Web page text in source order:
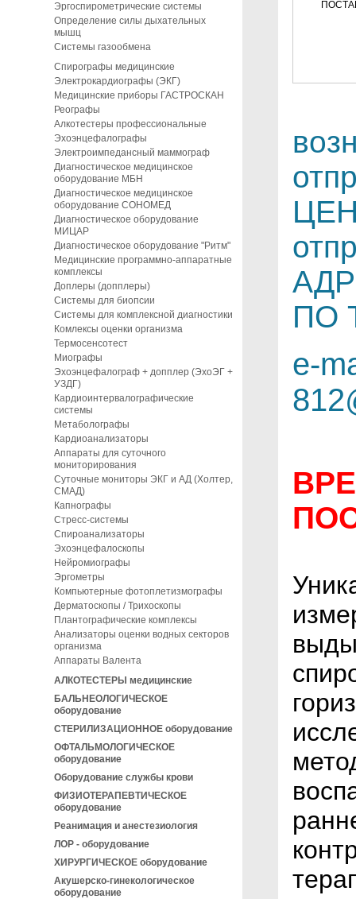
Эргоспирометрические системы
Определение силы дыхательных
мышц
Системы газообмена
Спирографы медицинские
Электрокардиографы (ЭКГ)
Медицинские приборы ГАСТРОСКАН
Реографы
Алкотестеры профессиональные
Эхоэнцефалографы
Электроимпедансный маммограф
Диагностическое медицинское
оборудование МБН
Диагностическое медицинское
оборудование СОНОМЕД
Диагностическое оборудование
МИЦАР
Диагностическое оборудование "Ритм"
Медицинские программно-аппаратные
комплексы
Доплеры (допплеры)
Системы для биопсии
Системы для комплексной диагностики
Комлексы оценки организма
Термосенсотест
Миографы
Эхоэнцефалограф + допплер (ЭхоЭГ +
УЗДГ)
Кардиоинтервалографические
системы
Метаболографы
Кардиоанализаторы
Аппараты для суточного
мониторирования
Суточные мониторы ЭКГ и АД (Холтер,
СМАД)
Капнографы
Стресс-системы
Спироанализаторы
Эхоэнцефалоскопы
Нейромиографы
Эргометры
Компьютерные фотоплетизмографы
Дерматоскопы / Трихоскопы
Плантографические комплексы
Анализаторы оценки водных секторов
организма
Аппараты Валента
АЛКОТЕСТЕРЫ медицинские
БАЛЬНЕОЛОГИЧЕСКОЕ
оборудование
СТЕРИЛИЗАЦИОННОЕ оборудование
ОФТАЛЬМОЛОГИЧЕСКОЕ
оборудование
Оборудование службы крови
ФИЗИОТЕРАПЕВТИЧЕСКОЕ
оборудование
Реанимация и анестезиология
ЛОР - оборудование
ХИРУРГИЧЕСКОЕ оборудование
Акушерско-гинекологическое
оборудование
ПО
e-